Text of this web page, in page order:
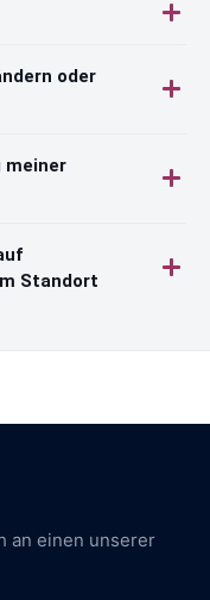
oder
meiner
Standort
an einen unserer